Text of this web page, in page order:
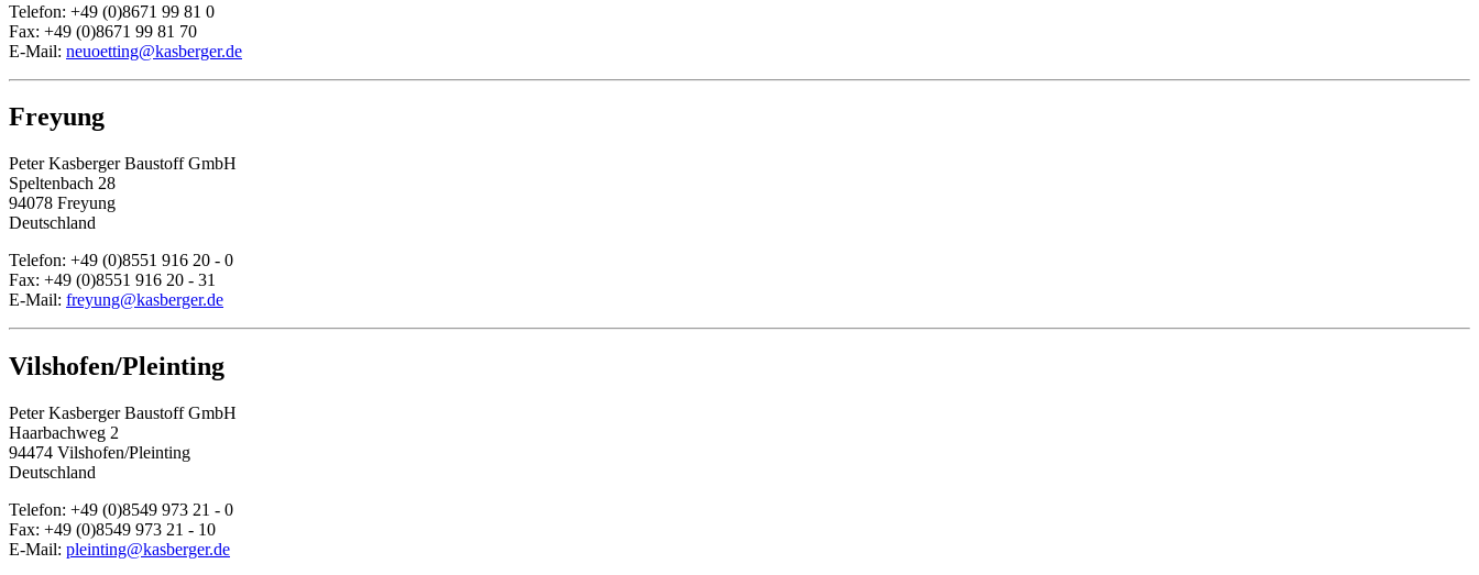
Telefon: +49 (0)8671 99 81 0
Fax: +49 (0)8671 99 81 70
E-Mail: neuoetting@kasberger.de
Freyung
Peter Kasberger Baustoff GmbH
Speltenbach 28
94078 Freyung
Deutschland
Telefon: +49 (0)8551 916 20 - 0
Fax: +49 (0)8551 916 20 - 31
E-Mail: freyung@kasberger.de
Vilshofen/Pleinting
Peter Kasberger Baustoff GmbH
Haarbachweg 2
94474 Vilshofen/Pleinting
Deutschland
Telefon: +49 (0)8549 973 21 - 0
Fax: +49 (0)8549 973 21 - 10
E-Mail: pleinting@kasberger.de